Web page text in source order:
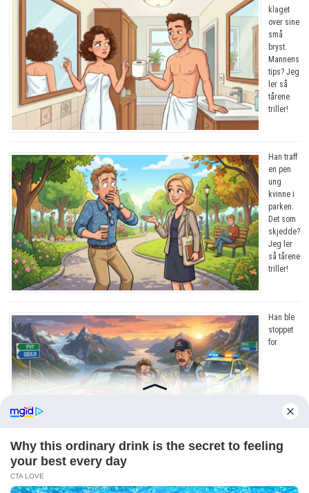
klaget
over sine
små
bryst.
Mannens
tips? Jeg
ler så
tårene
triller!
Han traff
en pen
ung
kvinne i
parken.
Det som
skjedde?
Jeg ler
så tårene
triller!
Han ble
stoppet
for
råkjøring. Grunnen? Jeg ler så tårene triller!